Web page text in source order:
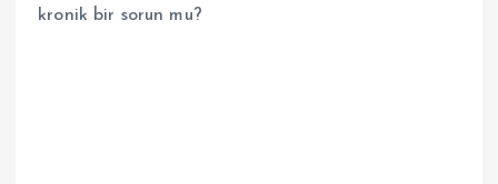
kronik bir sorun mu?